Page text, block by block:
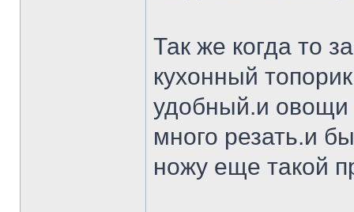
Так же когда то
кухонный
удобный.и овощи
много резать.и
ножу еще такой